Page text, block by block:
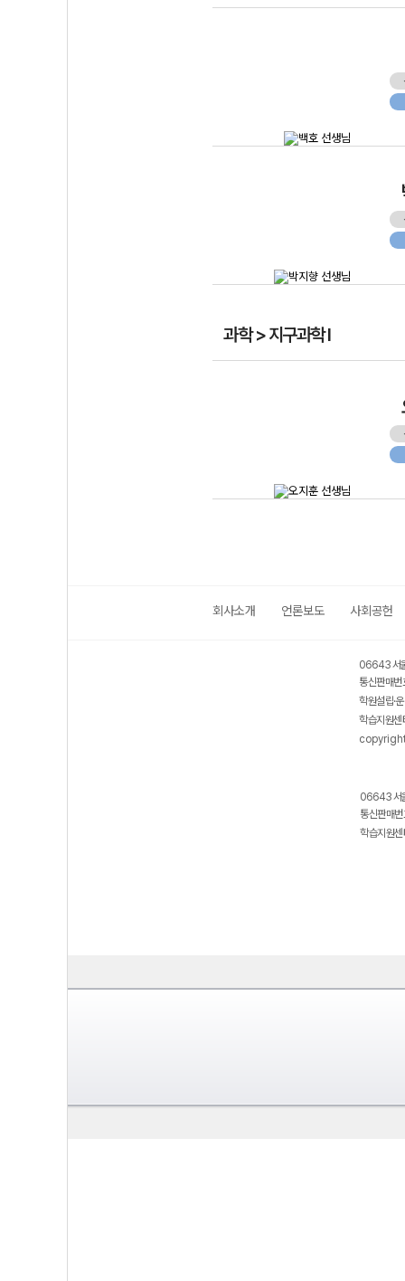
과학 > 지구과학 I
회사소개 언론보도 사회공헌
06643 서
통신판매
학원설립·
학습지원
06643 서
통신판매
학습지원